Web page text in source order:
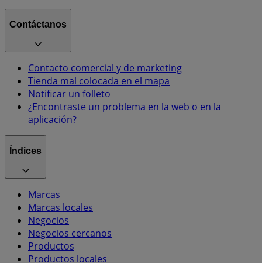
Contáctanos
Contacto comercial y de marketing
Tienda mal colocada en el mapa
Notificar un folleto
¿Encontraste un problema en la web o en la
aplicación?
Índices
Marcas
Marcas locales
Negocios
Negocios cercanos
Productos
Productos locales